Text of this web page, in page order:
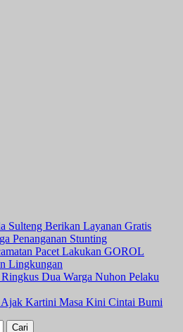
Sulteng Berikan Layanan Gratis
Penanganan Stunting
Pacet Lakukan GOROL
Lingkungan
Dua Warga Nuhon Pelaku
Kartini Masa Kini Cintai Bumi